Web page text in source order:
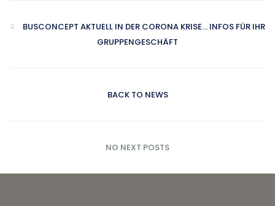
BUSCONCEPT AKTUELL IN DER CORONA KRISE... INFOS FÜR IHR
GRUPPENGESCHÄFT
BACK TO NEWS
NO NEXT POSTS